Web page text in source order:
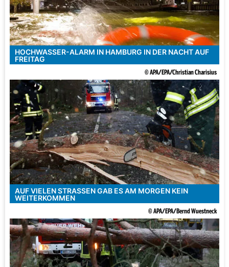
HOCHWASSER-ALARM IN HAMBURG IN DER NACHT AUF
FREITAG
© APA/EPA/Christian Charisius
AUF VIELEN STRASSEN GAB ES AM MORGEN KEIN W
EITERKOMMEN
© APA/EPA/Bernd Wuestneck